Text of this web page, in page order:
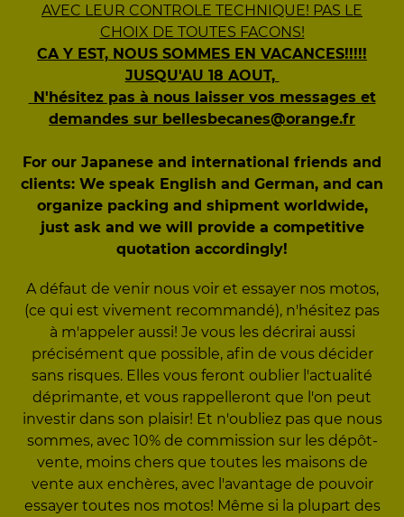
AVEC LEUR CONTROLE TECHNIQUE! PAS LE
CHOIX DE TOUTES FACONS!
CA Y EST, NOUS SOMMES EN VACANCES!!!!!
JUSQU'AU 18 AOUT,
N'hésitez pas à nous laisser vos messages et
demandes sur bellesbecanes@orange.fr
For our Japanese and international friends and
clients: We speak English and German, and can
organize packing and shipment worldwide,
just ask and we will provide a competitive
quotation accordingly!
A défaut de venir nous voir et essayer nos motos,
(ce qui est vivement recommandé), n'hésitez pas
à m'appeler aussi! Je vous les décrirai aussi
précisément que possible, afin de vous décider
sans risques. Elles vous feront oublier l'actualité
déprimante, et vous rappelleront que l'on peut
investir dans son plaisir! Et n'oubliez pas que nous
sommes, avec 10% de commission sur les dépôt-
vente, moins chers que toutes les maisons de
vente aux enchères, avec l'avantage de pouvoir
essayer toutes nos motos! Même si la plupart des